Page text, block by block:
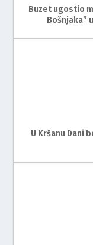
Buzet ugostio
Bošnjaka”
U Kršanu Dani